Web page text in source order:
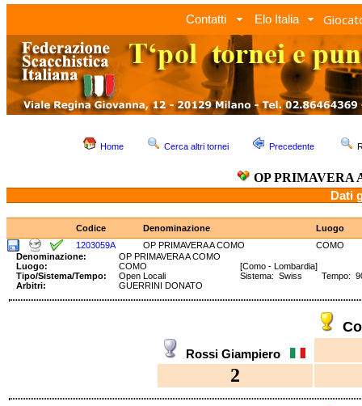
Contatti Elo Italia
Home Cerca altri tornei Precedente
OP PRIMAVERA
Dati
Codice Denominazione
Luogo
1203059A
OP PRIMAVERA A COMO
COMO
Denominazione:
OP PRIMAVERA A COMO
Luogo:
COMO
[Como - Lombardia]
Tipo/Sistema/Tempo:
Open Locali
Sistema: Swiss Tempo:
Arbitri:
GUERRINI DONATO
Rossi Giampiero
2